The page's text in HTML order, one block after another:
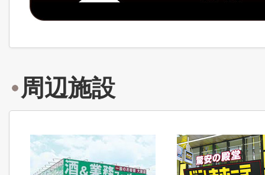
周辺施設